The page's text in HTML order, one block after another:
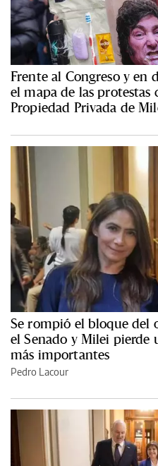
Frente al Congreso y en
el mapa de las protestas
Propiedad Privada de
Se rompió el bloque del
el Senado y Milei pierde
más importantes
Pedro Lacour